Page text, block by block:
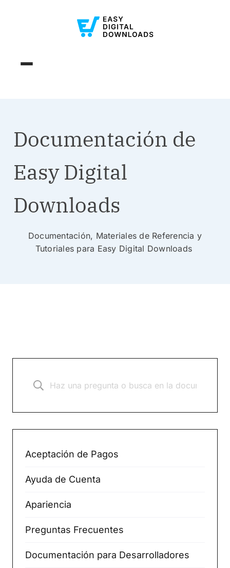
Documentación de
Easy Digital
Downloads
Documentación, Materiales de Referencia y
Tutoriales para Easy Digital Downloads
Aceptación de Pagos
Ayuda de Cuenta
Apariencia
Preguntas Frecuentes
Documentación para Desarrolladores